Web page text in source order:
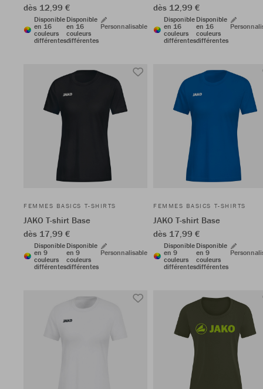
dès 12,99 €
Disponible
en 16
couleurs
différentes
Disponible
en 16
couleurs
différentes
Personnalisable
dès 12,99 €
Disponible
en 16
couleurs
différentes
Disponible
en 16
couleurs
différentes
FEMMES BASICS T-SHIRTS
JAKO T-shirt Base
dès 17,99 €
Disponible
en 9
couleurs
différentes
Disponible
en 9
couleurs
différentes
Personnalisable
FEMMES BASICS T-SHIRTS
JAKO T-shirt Base
dès 17,99 €
Disponible
en 9
couleurs
différentes
Disponible
en 9
couleurs
différentes